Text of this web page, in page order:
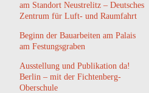
am Standort Neustrelitz – Deutsches
Zentrum für Luft- und Raumfahrt
Beginn der Bauarbeiten am Palais
am Festungsgraben
Ausstellung und Publikation da!
Berlin – mit der Fichtenberg-
Oberschule